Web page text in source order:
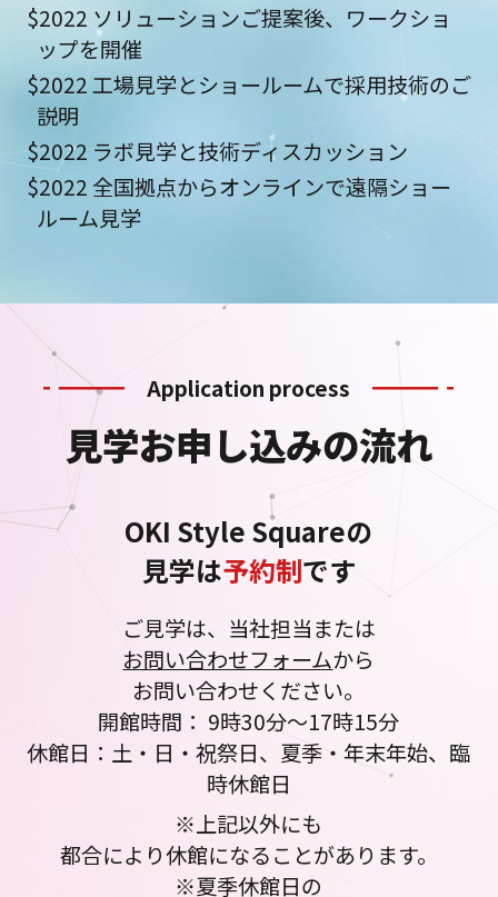
$2022 ソリューションご提案後、ワークショ
ップを開催
$2022 工場見学とショールームで採用技術のご
説明
$2022 ラボ見学と技術ディスカッション
$2022 全国拠点からオンラインで遠隔ショー
ルーム見学
Application process
見学お申し込みの流れ
OKI Style Squareの
見学は予約制です
ご見学は、当社担当または
お問い合わせフォームから
お問い合わせください。
開館時間： 9時30分～17時15分
休館日：土・日・祝祭日、夏季・年末年始、臨
時休館日
※上記以外にも
都合により休館になることがあります。
※夏季休館日の